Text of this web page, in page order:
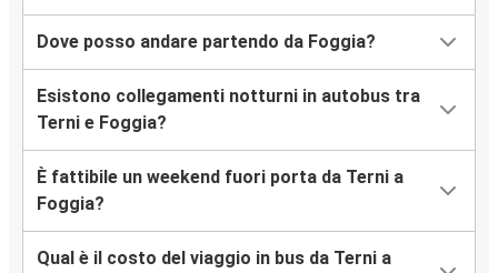
Dove posso andare partendo da Foggia?
Esistono collegamenti notturni in autobus tra
Terni e Foggia?
È fattibile un weekend fuori porta da Terni a
Foggia?
Qual è il costo del viaggio in bus da Terni a